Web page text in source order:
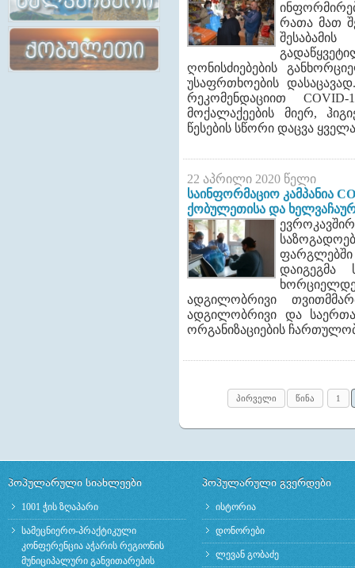
რათა მათ
ღონისძიებების
უსაფრთხოების
რეკომენდაციით
მოქალაქეების მიერ,
წესების სწორი დაცვა
22 აპრილი 2020 წელი
საინფორმაციო კამპანია
ქობულეთისა და
ფარგლებში
დაიგეგმა
ადგილობრივი
ადგილობრივი და
ორგანიზაციების
პირველი წინა 1
პოპულარული სიახლეები
1001 ჭის ზღაპარი
სამეცნიერო-პრაქტიკული
კონფერენცია აჭარის რეგიონის
მუნიციპალური განვითარების
პოპულარული გვერდები
ისტორია
დონორები
ლევან გობაძე